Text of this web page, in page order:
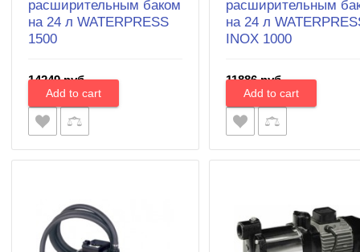
расширительным баком
на 24 л WATERPRESS
1500
14249 руб.
расширительным
на 24 л
INOX 1000
11886 руб.